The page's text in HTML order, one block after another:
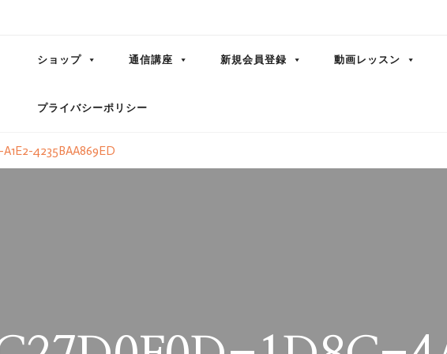
ショップ 通信講座 新規会員登録 動画レッスン
プライバシーポリシー
4235BAA869ED